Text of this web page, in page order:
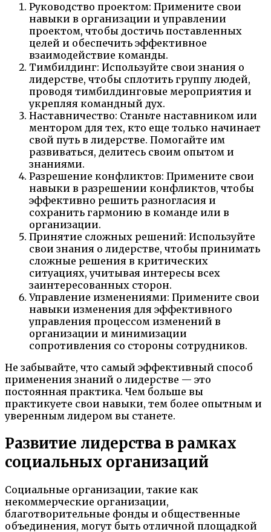
Руководство проектом: Примените свои
навыки в организации и управлении
проектом, чтобы достичь поставленных
целей и обеспечить эффективное
взаимодействие команды.
Тимбилдинг: Используйте свои знания о
лидерстве, чтобы сплотить группу людей,
проводя тимбилдинговые мероприятия и
укрепляя командный дух.
Наставничество: Станьте наставником или
ментором для тех, кто еще только начинает
свой путь в лидерстве. Помогайте им
развиваться, делитесь своим опытом и
знаниями.
Разрешение конфликтов: Примените свои
навыки в разрешении конфликтов, чтобы
эффективно решить разногласия и
сохранить гармонию в команде или в
организации.
Принятие сложных решений: Используйте
свои знания о лидерстве, чтобы принимать
сложные решения в критических
ситуациях, учитывая интересы всех
заинтересованных сторон.
Управление изменениями: Примените свои
навыки изменения для эффективного
управления процессом изменений в
организации и минимизации
сопротивления со стороны сотрудников.
Не забывайте, что самый эффективный способ
применения знаний о лидерстве — это
постоянная практика. Чем больше вы
практикуете свои навыки, тем более опытным и
уверенным лидером вы станете.
Развитие лидерства в рамках
социальных организаций
Социальные организации, такие как
некоммерческие организации,
благотворительные фонды и общественные
объединения, могут быть отличной площадкой